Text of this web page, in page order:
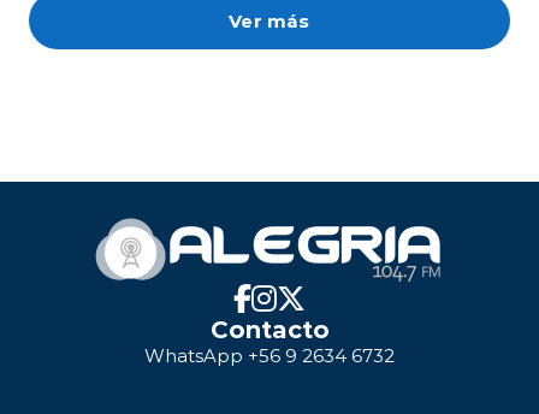
Ver más
Contacto
WhatsApp +56 9 2634 6732